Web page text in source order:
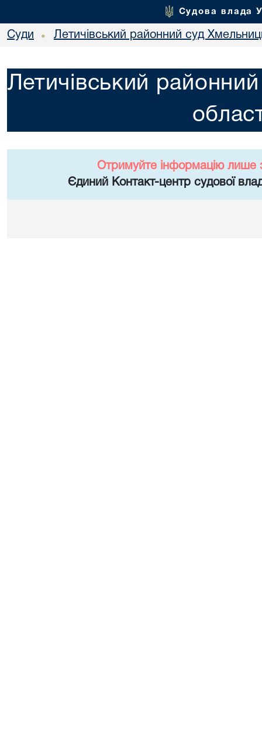
Судова влада
Суди • Летичівський районний суд
Летичівський
Отримуйте інформацію лише
Єдиний Контакт-центр судової